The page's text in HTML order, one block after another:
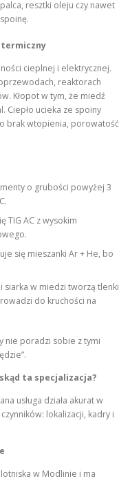
resztki oleju czy nawet
termiczny
cieplnej i elektrycznej.
reaktorach
Kłopot w tym, że miedź
Ciepło ucieka ze spoiny
brak wtopienia, porowatość
o grubości powyżej 3
TIG AC z wysokim
się mieszanki Ar + He, bo
i siarka w miedzi tworzą tlenki
do kruchości na
nie poradzi sobie z tymi
ta specjalizacja?
usługa działa akurat w
lokalizacji, kadry i
w Modlinie i ma